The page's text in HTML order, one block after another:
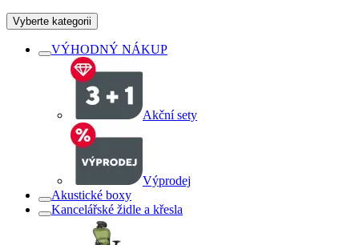
Vyberte kategorii
VÝHODNÝ NÁKUP
Akční sety
Výprodej
Akustické boxy
Kancelářské židle a křesla